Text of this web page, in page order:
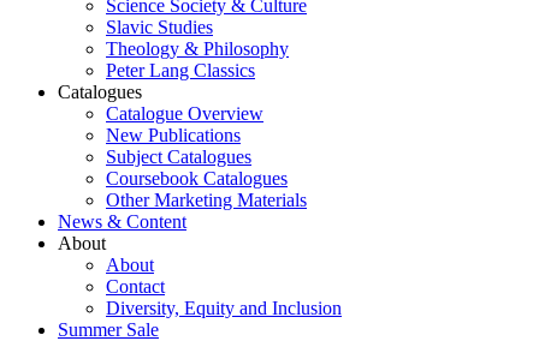
Science Society & Culture
Slavic Studies
Theology & Philosophy
Peter Lang Classics
Catalogues
Catalogue Overview
New Publications
Subject Catalogues
Coursebook Catalogues
Other Marketing Materials
News & Content
About
About
Contact
Diversity, Equity and Inclusion
Summer Sale